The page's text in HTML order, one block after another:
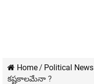
Home/ Political News
కష్టకాలమేనా ?